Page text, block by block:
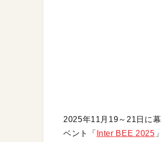
2025年11月19～21日に
ベント「
Inter BEE 2025